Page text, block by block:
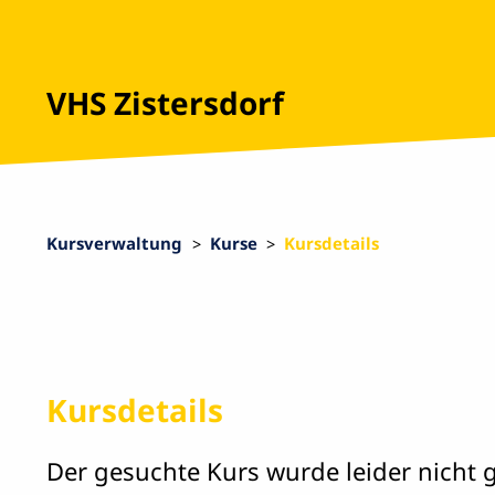
VHS Zistersdorf
Kursverwaltung Kurse Kursdetails
Kursdetails
Der gesuchte Kurs wurde leider nicht